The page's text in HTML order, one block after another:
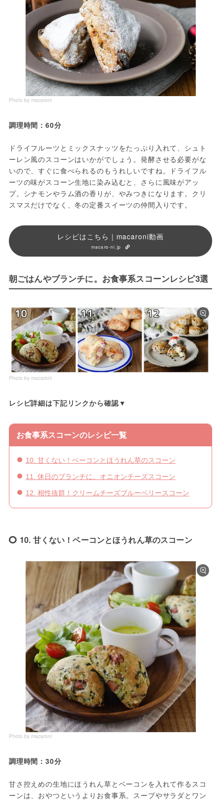
Photo by macaroni
調理時間：60分
ドライフルーツとミックスナッツをたっぷり入れて、シュト
ーレン風のスコーンはいかがでしょう。発酵させる必要がな
いので、すぐに食べられるのもうれしいですね。ドライフル
ーツの味がスコーン生地に染み込むと、さらに風味がアッ
プ。シナモンやラム酒の香りが、やみつきになります。クリ
スマスだけでなく、冬の定番スイーツの仲間入りです。
レシピはこちら｜macaroni動画
macaro-ni.jp
朝ごはんやブランチに。お食事系スコーンレシピ3選
Photo by macaroni
レシピ詳細は下記リンクから確認▼
お食事系スコーンのレシピ一覧
10. 甘くない！ベーコンとほうれん草のスコーン
11. 休日のブランチに。オニオンチーズスコーン
12. 相性抜群！クリームチーズブルーベリースコーン
10. 甘くない！ベーコンとほうれん草のスコーン
Photo by macaroni
調理時間：30分
甘さ控えめの生地にほうれん草とベーコンを入れて作るスコ
ーンは、おやつというよりお食事系。スープやサラダとワン